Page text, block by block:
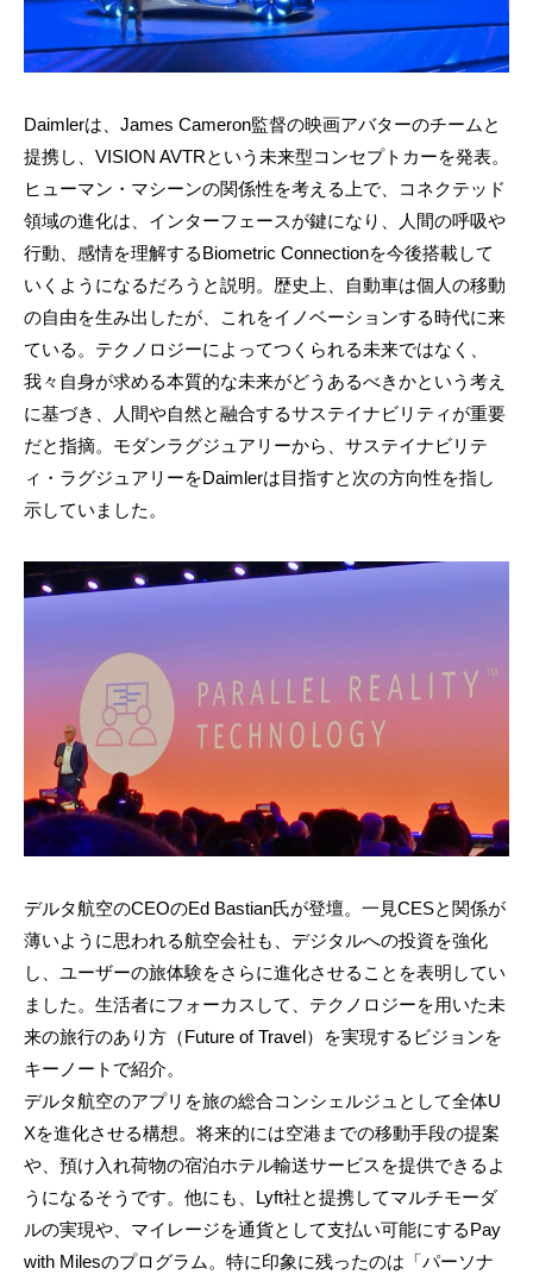
Daimlerは、James Cameron監督の映画アバターのチームと
提携し、VISION AVTRという未来型コンセプトカーを発表。
ヒューマン・マシーンの関係性を考える上で、コネクテッド
領域の進化は、インターフェースが鍵になり、人間の呼吸や
行動、感情を理解するBiometric Connectionを今後搭載して
いくようになるだろうと説明。歴史上、自動車は個人の移動
の自由を生み出したが、これをイノベーションする時代に来
ている。テクノロジーによってつくられる未来ではなく、
我々自身が求める本質的な未来がどうあるべきかという考え
に基づき、人間や自然と融合するサステイナビリティが重要
だと指摘。モダンラグジュアリーから、サステイナビリテ
ィ・ラグジュアリーをDaimlerは目指すと次の方向性を指し
示していました。
デルタ航空のCEOのEd Bastian氏が登壇。一見CESと関係が
薄いように思われる航空会社も、デジタルへの投資を強化
し、ユーザーの旅体験をさらに進化させることを表明してい
ました。生活者にフォーカスして、テクノロジーを用いた未
来の旅行のあり方（Future of Travel）を実現するビジョンを
キーノートで紹介。
デルタ航空のアプリを旅の総合コンシェルジュとして全体U
Xを進化させる構想。将来的には空港までの移動手段の提案
や、預け入れ荷物の宿泊ホテル輸送サービスを提供できるよ
うになるそうです。他にも、Lyft社と提携してマルチモーダ
ルの実現や、マイレージを通貨として支払い可能にするPay
with Milesのプログラム。特に印象に残ったのは「パーソナ